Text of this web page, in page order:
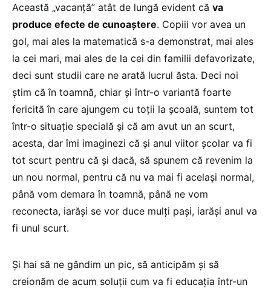
Această „vacanță” atât de lungă evident că va
produce efecte de cunoaștere. Copiii vor avea un
gol, mai ales la matematică s-a demonstrat, mai ales
la cei mari, mai ales de la cei din familii defavorizate,
deci sunt studii care ne arată lucrul ăsta. Deci noi
știm că în toamnă, chiar și într-o variantă foarte
fericită în care ajungem cu toții la școală, suntem tot
într-o situație specială și că am avut un an scurt,
acesta, dar îmi imaginezi că și anul viitor școlar va fi
tot scurt pentru că și dacă, să spunem că revenim la
un nou normal, pentru că nu va mai fi același normal,
până vom demara în toamnă, până ne vom
reconecta, iarăși se vor duce mulți pași, iarăși anul va
fi unul scurt.
Și hai să ne gândim un pic, să anticipăm și să
creionăm de acum soluții cum va fi educația într-un